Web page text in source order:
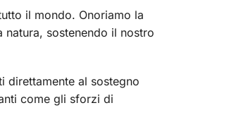
il mondo. Onoriamo la
sostenendo il nostro
direttamente al sostegno
come gli sforzi di